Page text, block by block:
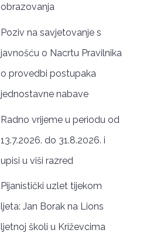
obrazovanja
Poziv na savjetovanje s
javnošću o Nacrtu Pravilnika
o provedbi postupaka
jednostavne nabave
Radno vrijeme u periodu od
13.7.2026. do 31.8.2026. i
upisi u viši razred
Pijanistički uzlet tijekom
ljeta: Jan Borak na Lions
ljetnoj školi u Križevcima